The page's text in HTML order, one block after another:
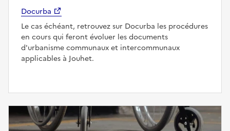
Docurba
Le cas échéant, retrouvez sur Docurba les procédures
en cours qui feront évoluer les documents
d'urbanisme communaux et intercommunaux
applicables à Jouhet.